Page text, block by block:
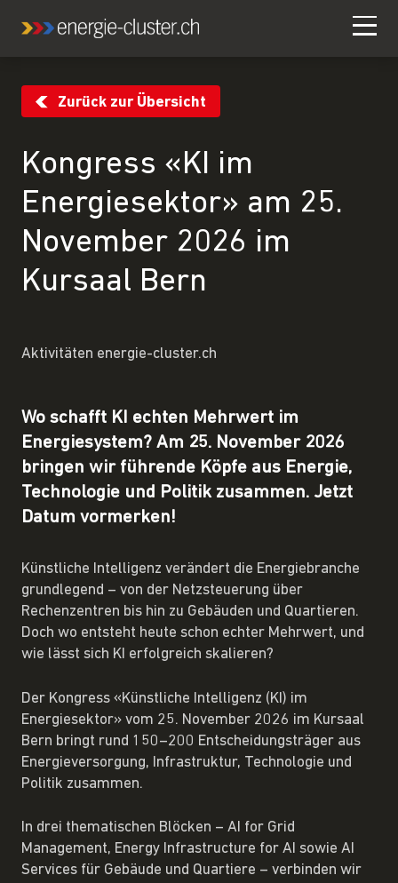
Zurück zur Übersicht
Kongress «KI im
Energiesektor» am 25.
November 2026 im
Kursaal Bern
Aktivitäten energie-cluster.ch
Wo schafft KI echten Mehrwert im
Energiesystem? Am 25. November 2026
bringen wir führende Köpfe aus Energie,
Technologie und Politik zusammen. Jetzt
Datum vormerken!
Künstliche Intelligenz verändert die Energiebranche
grundlegend – von der Netzsteuerung über
Rechenzentren bis hin zu Gebäuden und Quartieren.
Doch wo entsteht heute schon echter Mehrwert, und
wie lässt sich KI erfolgreich skalieren?
Der Kongress «Künstliche Intelligenz (KI) im
Energiesektor» vom 25. November 2026 im Kursaal
Bern bringt rund 150–200 Entscheidungsträger aus
Energieversorgung, Infrastruktur, Technologie und
Politik zusammen.
In drei thematischen Blöcken – AI for Grid
Management, Energy Infrastructure for AI sowie AI
Services für Gebäude und Quartiere – verbinden wir